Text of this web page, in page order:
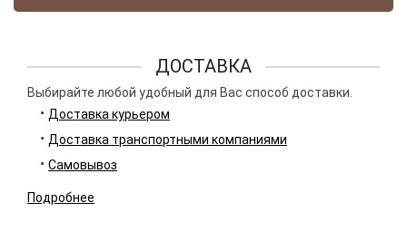
ДОСТАВКА
Выбирайте любой удобный для Вас способ доставки.
Доставка курьером
Доставка транспортными компаниями
Самовывоз
Подробнее